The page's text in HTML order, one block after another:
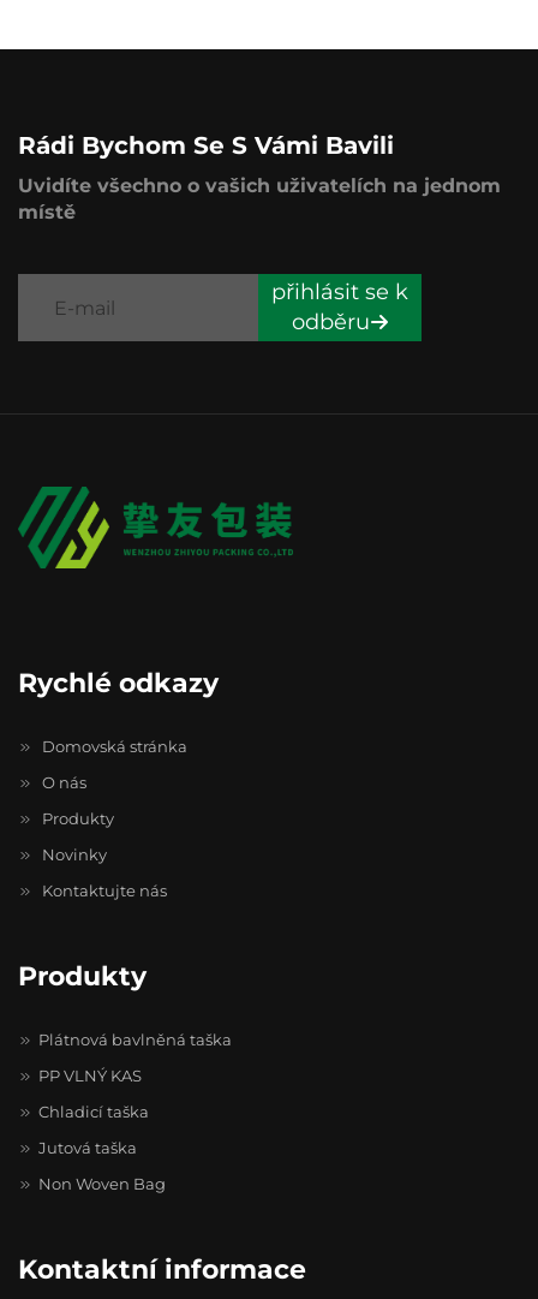
Rádi Bychom Se S Vámi Bavili
Uvidíte všechno o vašich uživatelích na jednom
místě
přihlásit se k
odběru
Rychlé odkazy
Domovská stránka
O nás
Produkty
Novinky
Kontaktujte nás
Produkty
Plátnová bavlněná taška
PP VLNÝ KAS
Chladicí taška
Jutová taška
Non Woven Bag
Kontaktní informace